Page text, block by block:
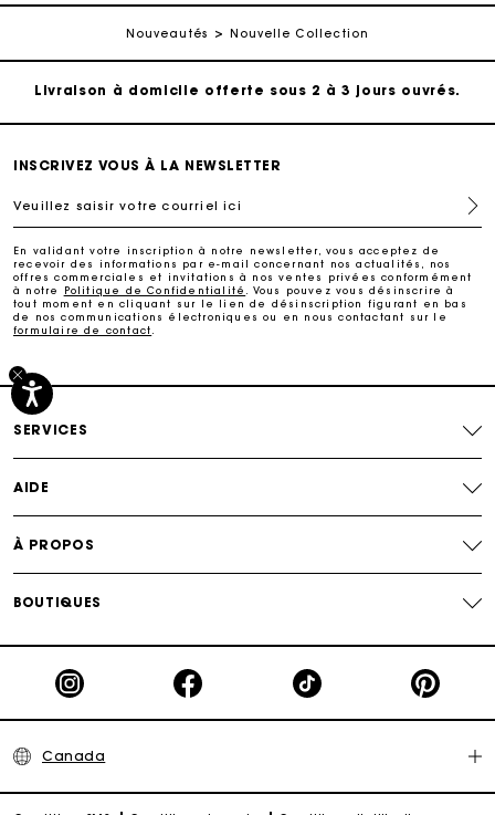
Nouveautés Nouvelle Collection
Livraison à domicile offerte sous 2 à 3 jours ouvrés.
Suivi de commande
Livraison à domicile offerte sous 2 à 3 jours ouvrés.
INSCRIVEZ VOUS À LA NEWSLETTER
Veuillez saisir votre courriel ici
En validant votre inscription à notre newsletter, vous acceptez de
recevoir des informations par e-mail concernant nos actualités, nos
offres commerciales et invitations à nos ventes privées conformément
à notre
Politique de Confidentialité
. Vous pouvez vous désinscrire à
tout moment en cliquant sur le lien de désinscription figurant en bas
de nos communications électroniques ou en nous contactant sur le
formulaire de contact
SERVICES
AIDE
À PROPOS
BOUTIQUES
Canada